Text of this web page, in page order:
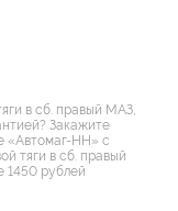
в сб. правый МАЗ,
Закажите
«Автомаг-НН» с
тяги в сб. правый
рублей